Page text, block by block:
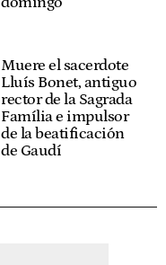
Muere el sacerdote
Lluís Bonet, antiguo
rector de la Sagrada
Família e impulsor
de la beatificación
de Gaudí